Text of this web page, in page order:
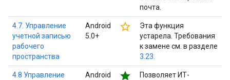
почта.
4.7. Управление
учетной записью
рабочего
пространства
Android
5.0+
star_border
Эта функция
устарела. Требования
к замене см. в разделе
3.23.
4.8 Управление
Android
star
Позволяет ИТ-